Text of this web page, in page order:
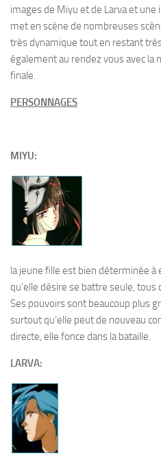
images de Miyu et de Larva et
met en scène de nombreuses
très dynamique tout en restant
également au rendez vous avec la
finale.
PERSONNAGES
MIYU:
la jeune fille est bien déterminée à
qu’elle désire se battre seule, tous
Ses pouvoirs sont beaucoup plus
surtout qu’elle peut de nouveau
directe, elle fonce dans la bataille.
LARVA: